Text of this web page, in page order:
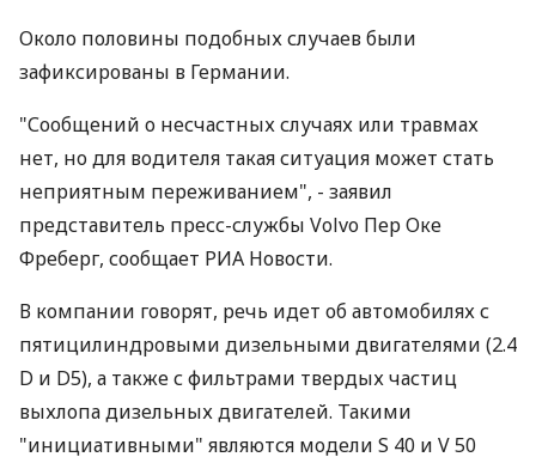
Около половины подобных случаев были
зафиксированы в Германии.
"Сообщений о несчастных случаях или травмах
нет, но для водителя такая ситуация может стать
неприятным переживанием", - заявил
представитель пресс-службы Volvo Пер Оке
Фреберг, сообщает РИА Новости.
В компании говорят, речь идет об автомобилях с
пятицилиндровыми дизельными двигателями (2.4
D и D5), а также с фильтрами твердых частиц
выхлопа дизельных двигателей. Такими
"инициативными" являются модели S 40 и V 50